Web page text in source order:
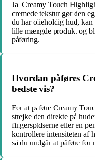
Ja, Creamy Touch
cremede tekstur gør den
du har olieholdig hud, kan
lille mængde produkt og
påføring.
Hvordan påføres
bedste vis?
For at påføre Creamy
strejke den direkte på
fingerspidserne eller en
kontrollere intensiteten af
så du undgår at påføre for